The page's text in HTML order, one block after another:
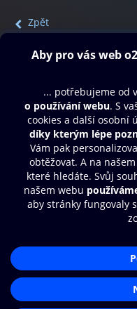
Zpět
Obsah ke stažení
Moje O2 Knihovna
Další zábava
© O2 Czech Republic a.s.
Přístupnost
Zásady zpracování